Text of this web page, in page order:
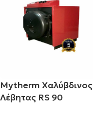
Mytherm Χαλύβδινος
Λέβητας RS 90